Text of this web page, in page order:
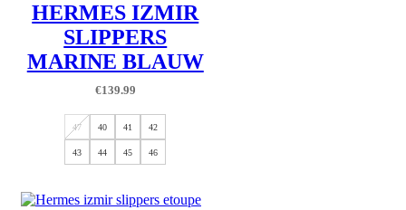
HERMES IZMIR
SLIPPERS
MARINE BLAUW
€139.99
47 40 41 42
43 44 45 46